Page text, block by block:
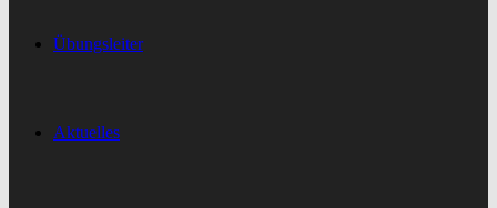
Übungsleiter
Aktuelles